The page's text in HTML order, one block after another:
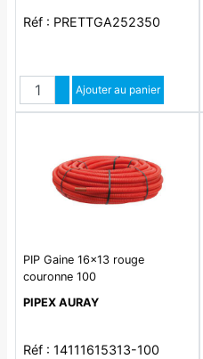
Réf : PRETTGA252350
QuantitéAugmenter quantité
Diminuer quantité
Ajouter au panier
PIP Gaine 16x13 rouge
couronne 100
PIPEX AURAY
Réf : 14111615313-100